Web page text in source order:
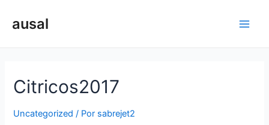
ausal
Citricos2017
Uncategorized / Por sabrejet2